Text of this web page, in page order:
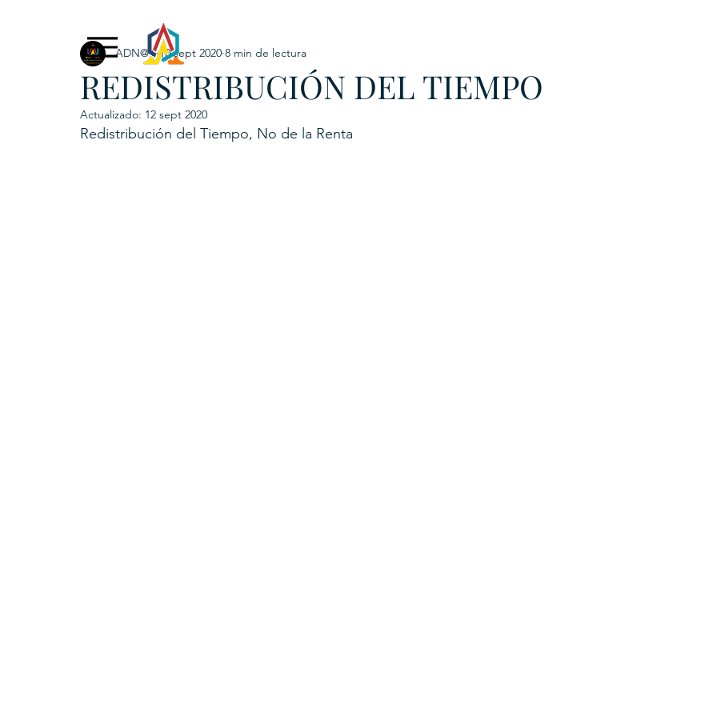
5. CSPINC.TECH
Exclusive Content ADNPL IGRP LATAM2021
REDISTRIBUCIÓN DEL TIEMPO
ADN@+ 10 sept 2020 8 min de lectura
Actualizado: 12 sept 2020
Redistribución del Tiempo, No de la Renta